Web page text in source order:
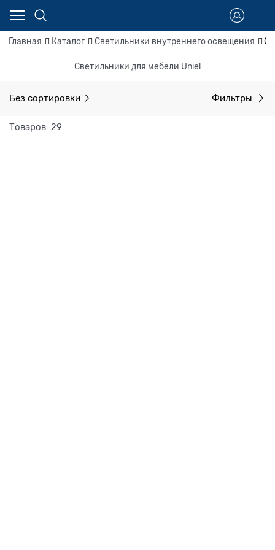
Главная Каталог Светильники внутреннего освещения
Светильники для мебели Uniel
Без сортировки Фильтры
Товаров: 29